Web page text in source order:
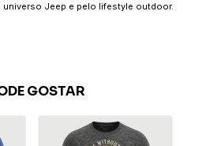
universo Jeep e pelo lifestyle outdoor.
GOSTAR